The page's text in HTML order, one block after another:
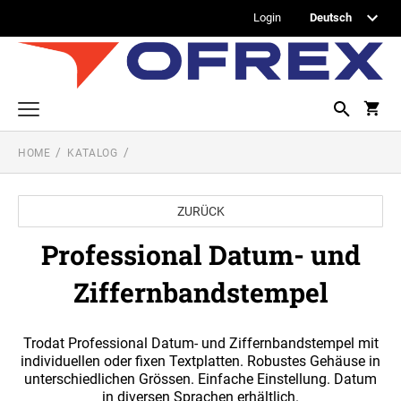
Login
Printy Textstempel
Taschenstempel
Professional Textstempel
Professional Datum- und Ziffernbandstempel
PROFESSIONAL DATUMSTEMPEL
PROFESSIONAL WORTBANDDREHSTEMPEL
Printy Datumstempel
PRINTY WORTBANDREHSTEMPEL
Office Printy
Textplatten
HOME KATALOG
ZURÜCK
Professional Datum- und
Ziffernbandstempel
Trodat Professional Datum- und Ziffernbandstempel mit
individuellen oder fixen Textplatten. Robustes Gehäuse in
unterschiedlichen Grössen. Einfache Einstellung. Datum
in diversen Sprachen erhältlich.